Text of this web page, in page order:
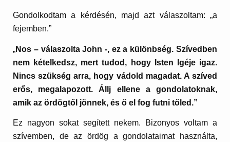
Gondolkodtam a kérdésén, majd azt válaszoltam: „a
fejemben.”
„Nos – válaszolta John -, ez a különbség. Szívedben
nem kételkedsz, mert tudod, hogy Isten Igéje igaz.
Nincs szükség arra, hogy vádold magadat. A szíved
erős, megalapozott. Állj ellene a gondolatoknak,
amik az ördögtől jönnek, és ő el fog futni tőled.”
Ez nagyon sokat segített nekem. Bizonyos voltam a
szívemben, de az ördög a gondolataimat használta,